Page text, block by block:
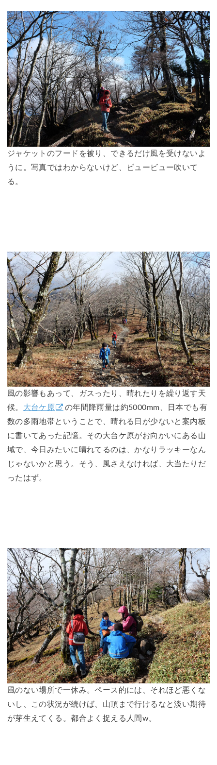
ジャケットのフードを被り、できるだけ風を受けないよ
うに。写真ではわからないけど、ビュービュー吹いて
る。
風の影響もあって、ガスったり、晴れたりを繰り返す天
候。 大台ケ原
の年間降雨量は約5000mm、日本でも有
数の多雨地帯ということで、晴れる日が少ないと案内板
に書いてあった記憶。その大台ケ原がお向かいにある山
域で、今日みたいに晴れてるのは、かなりラッキーなん
じゃないかと思う。そう、風さえなければ、大当たりだ
ったはず。
風のない場所で一休み。ペース的には、それほど悪くな
いし、この状況が続けば、山頂まで行けるなと淡い期待
が芽生えてくる。都合よく捉える人間w。